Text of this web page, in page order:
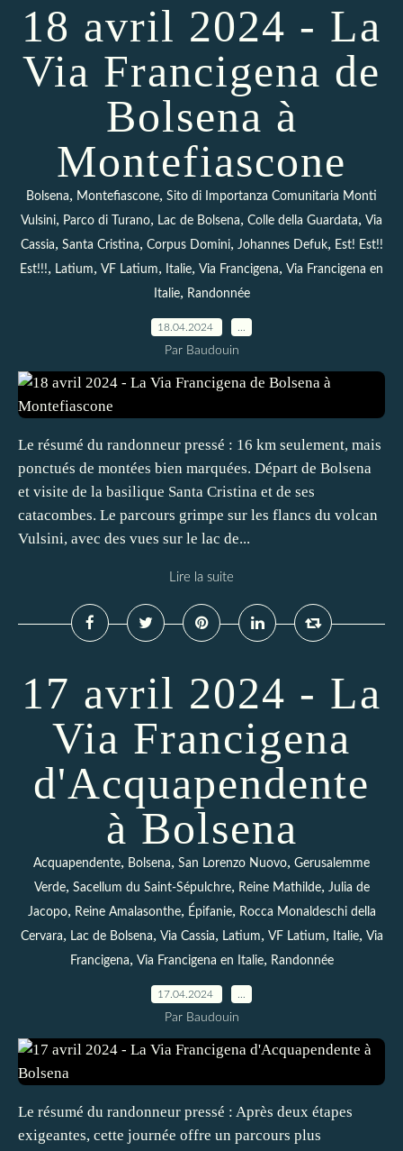
18 avril 2024 - La
Via Francigena de
Bolsena à
Montefiascone
Bolsena, Montefiascone, Sito di Importanza Comunitaria Monti
Vulsini, Parco di Turano, Lac de Bolsena, Colle della Guardata, Via
Cassia, Santa Cristina, Corpus Domini, Johannes Defuk, Est! Est!!
Est!!!, Latium, VF Latium, Italie, Via Francigena, Via Francigena en
Italie, Randonnée
18.04.2024
Par Baudouin
Le résumé du randonneur pressé : 16 km seulement, mais
ponctués de montées bien marquées. Départ de Bolsena
et visite de la basilique Santa Cristina et de ses
catacombes. Le parcours grimpe sur les flancs du volcan
Vulsini, avec des vues sur le lac de...
Lire la suite
17 avril 2024 - La
Via Francigena
d'Acquapendente
à Bolsena
Acquapendente, Bolsena, San Lorenzo Nuovo, Gerusalemme
Verde, Sacellum du Saint-Sépulchre, Reine Mathilde, Julia de
Jacopo, Reine Amalasonthe, Épifanie, Rocca Monaldeschi della
Cervara, Lac de Bolsena, Via Cassia, Latium, VF Latium, Italie, Via
Francigena, Via Francigena en Italie, Randonnée
17.04.2024
Par Baudouin
Le résumé du randonneur pressé : Après deux étapes
exigeantes, cette journée offre un parcours plus